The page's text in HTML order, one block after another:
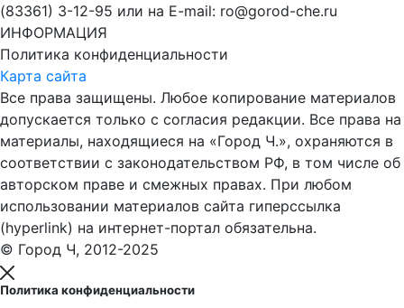
(83361) 3-12-95 или на E-mail: ro@gorod-che.ru
ИНФОРМАЦИЯ
Политика конфиденциальности
Карта сайта
Все права защищены. Любое копирование материалов
допускается только с согласия редакции. Все права на
материалы, находящиеся на «Город Ч.», охраняются в
соответствии с законодательством РФ, в том числе об
авторском праве и смежных правах. При любом
использовании материалов сайта гиперссылка
(hyperlink) на интернет-портал обязательна.
© Город Ч, 2012-2025
Политика конфиденциальности